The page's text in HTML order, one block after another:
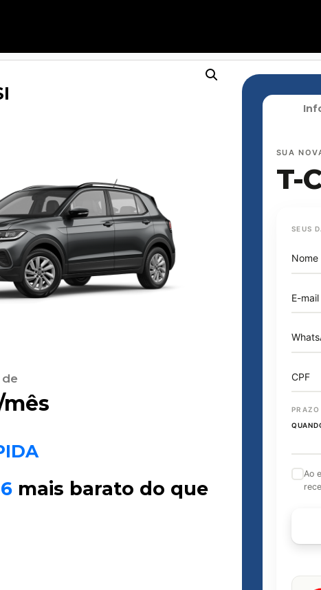
mais barato do que
SUA
T-
SEUS
E-mail
CPF
PRAZO
Ao